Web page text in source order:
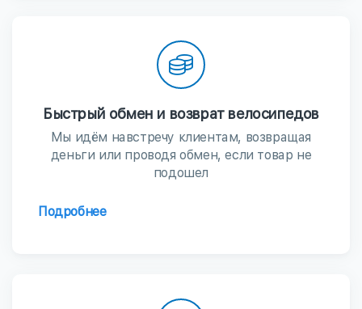
Быстрый обмен и возврат велосипедов
Мы идём навстречу клиентам, возвращая
деньги или проводя обмен, если товар не
подошел
Подробнее